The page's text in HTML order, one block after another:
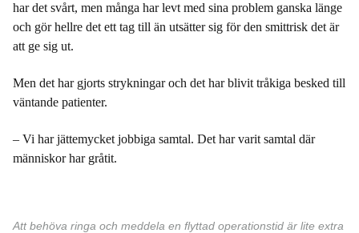
har det svårt, men många har levt med sina problem ganska länge
och gör hellre det ett tag till än utsätter sig för den smittrisk det är
att ge sig ut.
Men det har gjorts strykningar och det har blivit tråkiga besked till
väntande patienter.
– Vi har jättemycket jobbiga samtal. Det har varit samtal där
människor har gråtit.
Att behöva ringa och meddela en flyttad operationstid är lite extra